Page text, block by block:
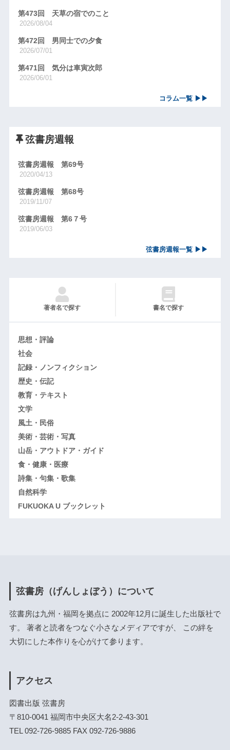
第473回 天草の宿でのこと
2026/08/04
第472回 男同士での夕食
2026/07/01
第471回 気分は車寅次郎
2026/06/01
コラム一覧 ▶▶
弦書房週報
弦書房週報 第69号
2020/04/13
弦書房週報 第68号
2019/11/07
弦書房週報 第6７号
2019/06/03
弦書房週報一覧 ▶▶
著者名で探す 書名で探す
思想・評論
社会
記録・ノンフィクション
歴史・伝記
教育・テキスト
文学
風土・民俗
美術・芸術・写真
山岳・アウトドア・ガイド
食・健康・医療
詩集・句集・歌集
自然科学
FUKUOKA U ブックレット
弦書房（げんしょぼう）について
弦書房は九州・福岡を拠点に 2002年12月に誕生した出版社で
す。 著者と読者をつなぐ小さなメディアですが、 この絆を
大切にした本作りを心がけて参ります。
アクセス
図書出版 弦書房
〒810-0041 福岡市中央区大名2-2-43-301
TEL 092-726-9885 FAX 092-726-9886